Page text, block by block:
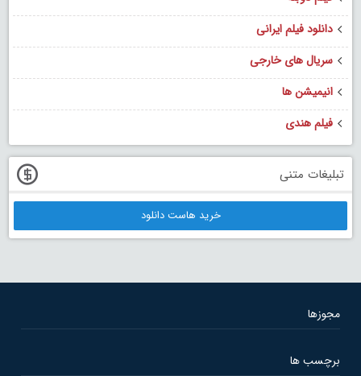
دانلود فیلم ایرانی
سریال های خارجی
انیمیشن ها
فیلم هندی
تبلیغات متنی
خرید هاست دانلود
مجوزها
برچسب ها